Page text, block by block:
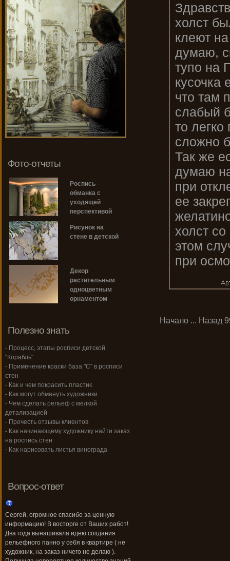
холст
клеют
думаю,
тупо на
кусочка
что там
слабый
то
сложно
Так же
думаю
при
ее
холст
этом
при
Начало ... Назад
Фото-отчеты
Роспись
обманка с
уходящей
перспективой
Рисунок на
стене в детской
Декор
растительным
одноцветным
орнаментом
Полезно знать
- Процесс, этапы росписи детской
"Корабль"
- Применение краски база "С" в росписи
стен
- Как и чем покрасить пластик
- Как могут обмануть художники
- Чем сделать рельеф с мелкой
детализацией
- Прочесть отзывы клиентов
- Как начинающему художнику найти заказ
на роспись стен
- Как нарисовать листья винограда
Вопрос-ответ
Сергей, огромное спасибо за ценную
информацию! В восторге от Ваших работ!
Два года вынашивала идею создания
рельефного панно у себя в квартире ( не
художник, на заказ ничего не делаю ).